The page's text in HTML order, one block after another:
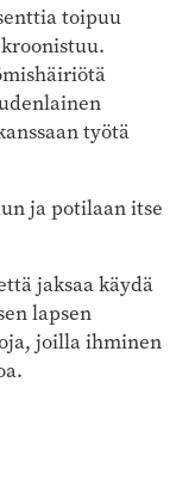
toipuu
työtä
ja potilaan itse
jaksaa käydä
lapsen
joilla ihminen